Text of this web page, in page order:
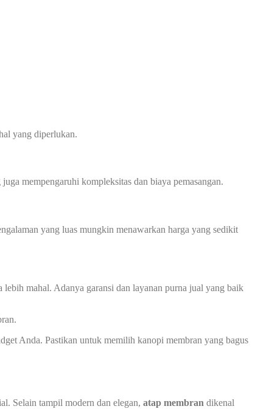
yang diperlukan.
mempengaruhi kompleksitas dan biaya pemasangan.
yang luas mungkin menawarkan harga yang sedikit
mahal. Adanya garansi dan layanan purna jual yang baik
Anda. Pastikan untuk memilih kanopi membran yang bagus
Selain tampil modern dan elegan, atap membran dikenal